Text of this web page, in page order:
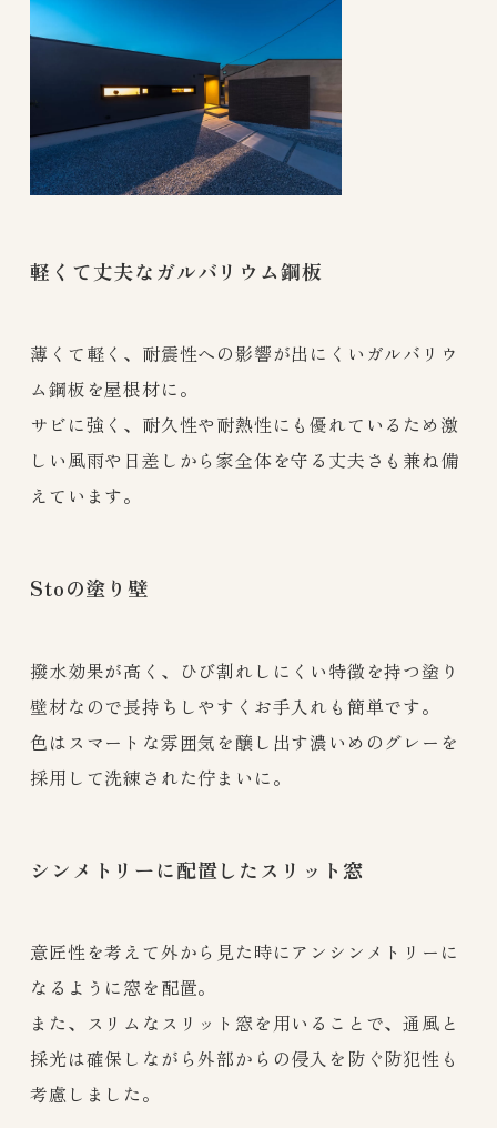
軽くて丈夫なガルバリウム鋼板
薄くて軽く、耐震性への影響が出にくいガルバリウ
ム鋼板を屋根材に。
サビに強く、耐久性や耐熱性にも優れているため激
しい風雨や日差しから家全体を守る丈夫さも兼ね備
えています。
Stoの塗り壁
撥水効果が高く、ひび割れしにくい特徴を持つ塗り
壁材なので長持ちしやすくお手入れも簡単です。
色はスマートな雰囲気を醸し出す濃いめのグレーを
採用して洗練された佇まいに。
シンメトリーに配置したスリット窓
意匠性を考えて外から見た時にアンシンメトリーに
なるように窓を配置。
また、スリムなスリット窓を用いることで、通風と
採光は確保しながら外部からの侵入を防ぐ防犯性も
考慮しました。